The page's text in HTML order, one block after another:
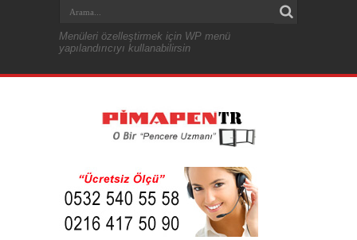
Menüleri özelleştirmek için WP menü
yapılandırıcıyı kullanabilirsin